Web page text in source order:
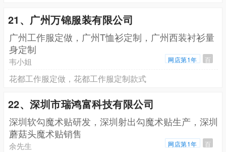
21、广州万锦服装有限公司
广州工作服定做，广州T恤衫定制，广州西装衬衫量
身定制
韦小姐 网店第1年 百
花都工作服定做，花都工作服定制款式
22、深圳市瑞鸿富科技有限公司
深圳软勾魔术贴研发，深圳射出勾魔术贴生产，深圳
蘑菇头魔术贴销售
余先生 网店第1年 百